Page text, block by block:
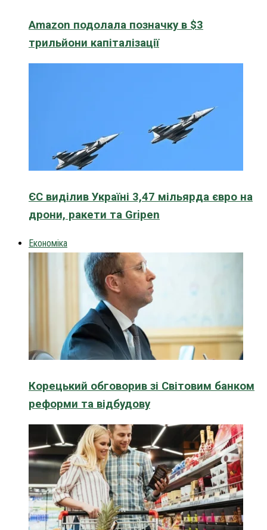
Amazon подолала позначку в $3
трильйони капіталізації
ЄС виділив Україні 3,47 мільярда євро на
дрони, ракети та Gripen
Економіка
Корецький обговорив зі Світовим банком
реформи та відбудову